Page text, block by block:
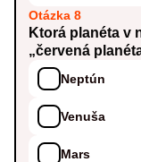
Otázka 8
Ktorá planéta v
„červená
Neptún
Venuša
Mars